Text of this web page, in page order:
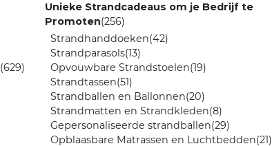
(629)
Unieke Strandcadeaus om je Bedrijf te
Promoten(256)
Strandhanddoeken(42)
Strandparasols(13)
Opvouwbare Strandstoelen(19)
Strandtassen(51)
Strandballen en Ballonnen(20)
Strandmatten en Strandkleden(8)
Gepersonaliseerde strandballen(29)
Opblaasbare Matrassen en Luchtbedden(21)